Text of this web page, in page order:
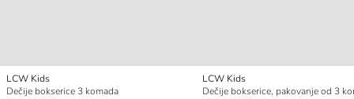
LCW Kids
Dečije bokserice 3 komada
LCW Kids
Dečije bokserice, pakovanje od 3